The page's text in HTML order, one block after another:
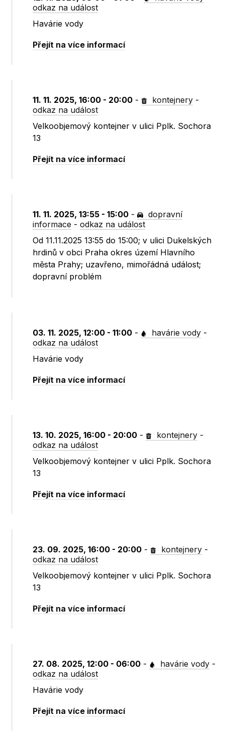
odkaz na událost
Havárie vody
Přejít na více informací
11. 11. 2025, 16:00 - 20:00 - kontejnery -
odkaz na událost
Velkoobjemový kontejner v ulici Pplk. Sochora
13
Přejít na více informací
11. 11. 2025, 13:55 - 15:00 -
dopravní
informace -odkaz na událost
Od 11.11.2025 13:55 do 15:00; v ulici Dukelských
hrdinů v obci Praha okres území Hlavního
města Prahy; uzavřeno, mimořádná událost;
dopravní problém
03. 11. 2025, 12:00 - 11:00 - havárie vody -
odkaz na událost
Havárie vody
Přejít na více informací
13. 10. 2025, 16:00 - 20:00 - kontejnery -
odkaz na událost
Velkoobjemový kontejner v ulici Pplk. Sochora
13
Přejít na více informací
23. 09. 2025, 16:00 - 20:00 - kontejnery -
odkaz na událost
Velkoobjemový kontejner v ulici Pplk. Sochora
13
Přejít na více informací
27. 08. 2025, 12:00 - 06:00 - havárie vody -
odkaz na událost
Havárie vody
Přejít na více informací